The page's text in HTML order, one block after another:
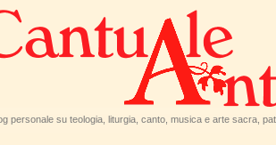
personale su teologia, liturgia, canto, musica e arte sacra,